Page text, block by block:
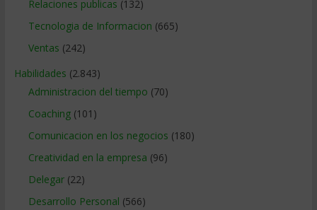
Relaciones publicas (132)
Tecnologia de Informacion (665)
Ventas (242)
Habilidades (2.843)
Administracion del tiempo (70)
Coaching(101)
Comunicacion en los negocios (180)
Creatividad en la empresa (96)
Delegar(22)
Desarrollo Personal (566)